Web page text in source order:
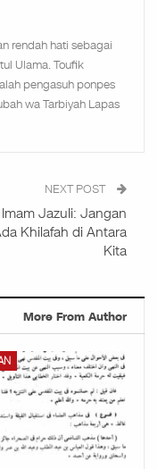
rendah hati sebagai
Ulama. Toufik
pengasuh ponpes
wa Tarbiyah Lapas
NEXT POST
Imam Jazuli: Jangan
Khilafah di Antara
Kita
More From Author